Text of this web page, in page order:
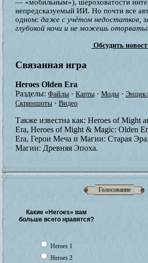
Голосование
Какие «Heroes» вам
больше всего нравятся?
Heroes 1
Heroes 2
— «мобильным»), шероховатости
непредсказуемый ИИ. Но почти все
одном: даже с учётом недостатков,
глубокой ночи и не можешь
Обсудить
Связанная игра
Heroes Olden Era
Разделы: Файлы · Карты · Моды ·
Скриншоты · Видео
Также известна как: Heroes of Might
Era, Heroes of Might & Magic: Olden
Era, Герои Меча и Магии: Старая
Магии: Древняя Эпоха.